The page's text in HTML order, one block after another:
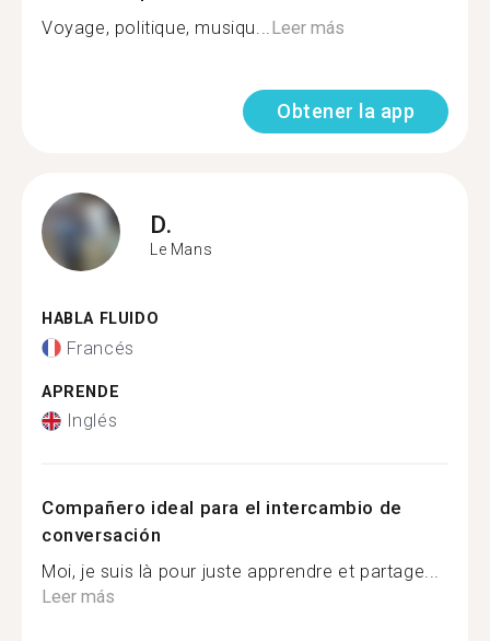
Voyage, politique, musiqu...Leer más
Obtener la app
D.
Le Mans
HABLA FLUIDO
Francés
APRENDE
Inglés
Compañero ideal para el intercambio de
conversación
Moi, je suis là pour juste apprendre et partage...
Leer más